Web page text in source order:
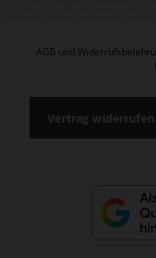
AGB und
Vertrag widerrufen